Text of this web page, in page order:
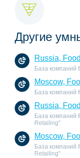
Другие
Russia,
База компаний
Moscow,
База компаний
Russia,
База компаний
Retailing"
Moscow,
База компаний
Retailing"